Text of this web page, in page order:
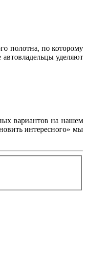
полотна, по которому
уделяют
вариантов на нашем
интересного» мы